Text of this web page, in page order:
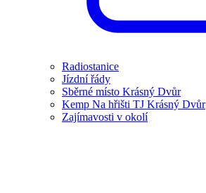
Radiostanice
Jízdní řády
Sběrné místo Krásný Dvůr
Kemp Na hřišti TJ Krásný Dvůr
Zajímavosti v okolí